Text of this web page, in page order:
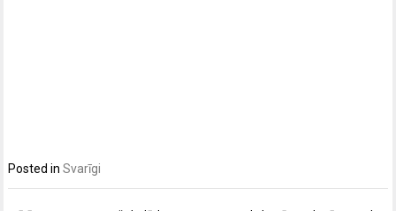
Posted inSvarīgi